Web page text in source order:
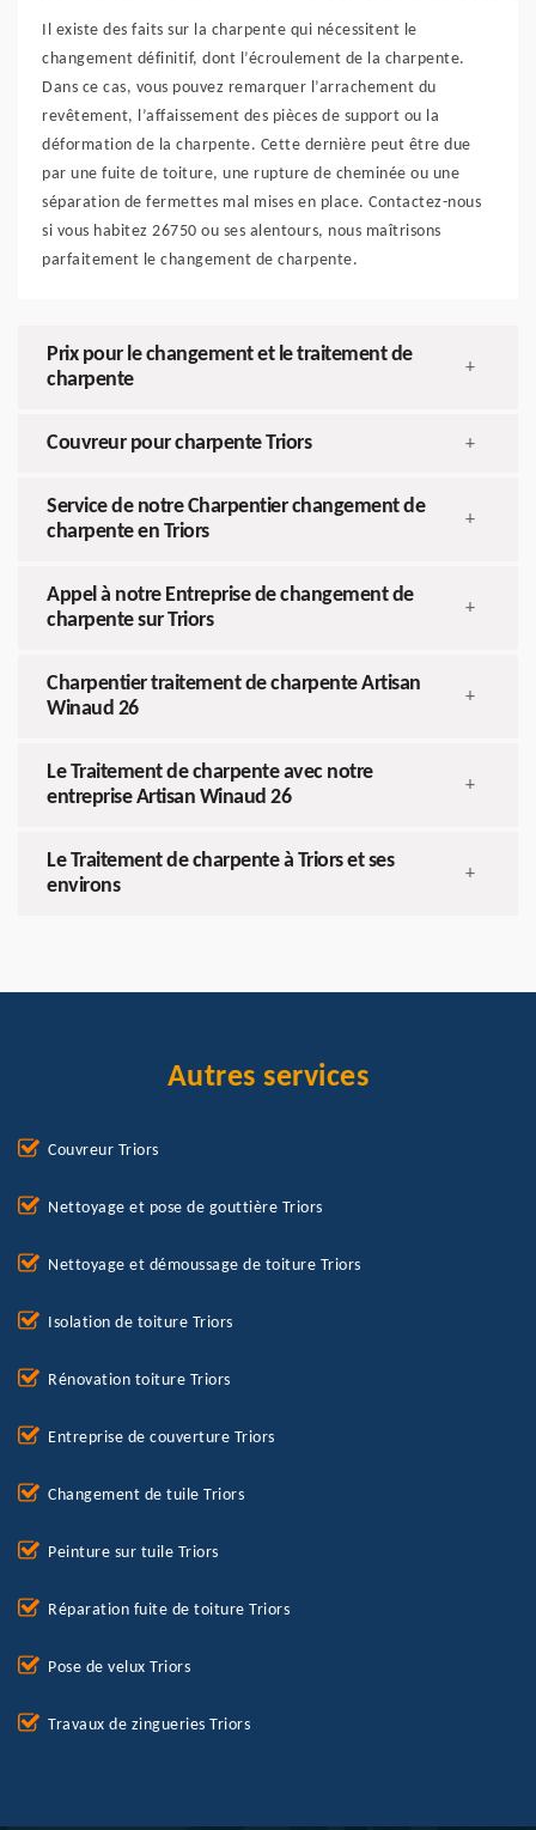
Il existe des faits sur la charpente qui nécessitent le
changement définitif, dont l’écroulement de la charpente.
Dans ce cas, vous pouvez remarquer l’arrachement du
revêtement, l’affaissement des pièces de support ou la
déformation de la charpente. Cette dernière peut être due
par une fuite de toiture, une rupture de cheminée ou une
séparation de fermettes mal mises en place. Contactez-nous
si vous habitez 26750 ou ses alentours, nous maîtrisons
parfaitement le changement de charpente.
Prix pour le changement et le traitement de
charpente
+
Couvreur pour charpente Triors +
Service de notre Charpentier changement de
charpente en Triors
+
Appel à notre Entreprise de changement de
charpente sur Triors
+
Charpentier traitement de charpente Artisan
Winaud 26
+
Le Traitement de charpente avec notre
entreprise Artisan Winaud 26
+
Le Traitement de charpente à Triors et ses
environs
+
Autres services
Couvreur Triors
Nettoyage et pose de gouttière Triors
Nettoyage et démoussage de toiture Triors
Isolation de toiture Triors
Rénovation toiture Triors
Entreprise de couverture Triors
Changement de tuile Triors
Peinture sur tuile Triors
Réparation fuite de toiture Triors
Pose de velux Triors
Travaux de zingueries Triors